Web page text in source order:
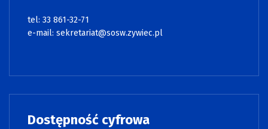
tel: 33 861-32-71
e-mail: sekretariat@sosw.zywiec.pl
Dostępność cyfrowa